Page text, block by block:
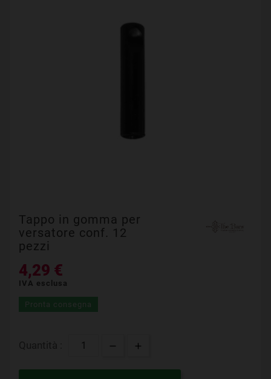
Tappo in gomma per
versatore conf. 12
pezzi
4,29 €
IVA esclusa
Pronta consegna